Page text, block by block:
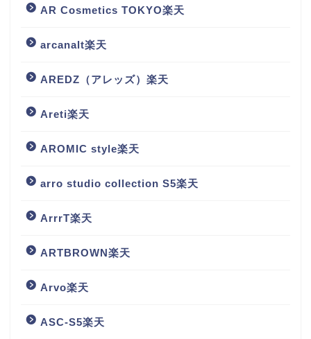
AR Cosmetics TOKYO楽天
arcanalt楽天
AREDZ（アレッズ）楽天
Areti楽天
AROMIC style楽天
arro studio collection S5楽天
ArrrT楽天
ARTBROWN楽天
Arvo楽天
ASC-S5楽天